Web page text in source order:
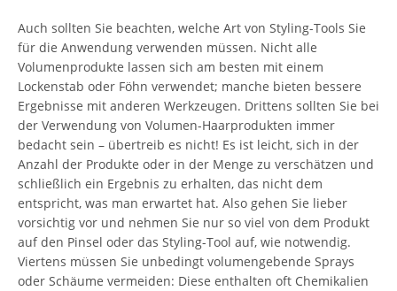
Auch sollten Sie beachten, welche Art von Styling-Tools Sie
für die Anwendung verwenden müssen. Nicht alle
Volumenprodukte lassen sich am besten mit einem
Lockenstab oder Föhn verwendet; manche bieten bessere
Ergebnisse mit anderen Werkzeugen. Drittens sollten Sie bei
der Verwendung von Volumen-Haarprodukten immer
bedacht sein – übertreib es nicht! Es ist leicht, sich in der
Anzahl der Produkte oder in der Menge zu verschätzen und
schließlich ein Ergebnis zu erhalten, das nicht dem
entspricht, was man erwartet hat. Also gehen Sie lieber
vorsichtig vor und nehmen Sie nur so viel von dem Produkt
auf den Pinsel oder das Styling-Tool auf, wie notwendig.
Viertens müssen Sie unbedingt volumengebende Sprays
oder Schäume vermeiden: Diese enthalten oft Chemikalien